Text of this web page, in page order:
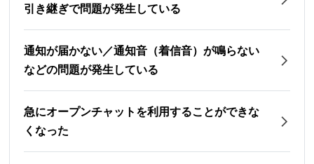
引き継ぎで問題が発生している
通知が届かない／通知音（着信音）が鳴らない
などの問題が発生している
急にオープンチャットを利用することができな
くなった